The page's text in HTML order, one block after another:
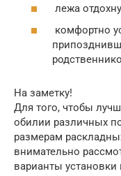
лежа
комфортно
На заметку!
Для того, чтобы
обилии различных
размерам
внимательно
варианты установки